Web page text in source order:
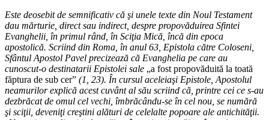
Este deosebit de semnificativ că şi unele texte din Noul Testament
dau mărturie, direct sau indirect, despre propovăduirea Sfintei
Evanghelii, în primul rând, în Sciţia Mică, încă din epoca
apostolică. Scriind din Roma, în anul 63, Epistola către Coloseni,
Sfântul Apostol Pavel precizează că Evanghelia pe care au
cunoscut-o destinatarii Epistolei sale „a fost propovăduită la toată
făptura de sub cer” (1, 23). În cursul aceleiaşi Epistole, Apostolul
neamurilor explică acest cuvânt al său scriind că, printre cei ce s-au
dezbrăcat de omul cel vechi, îmbrăcându-se în cel nou, se numără
şi sciţii, deveniţi creştini alături de celelalte popoare ale antichităţii.